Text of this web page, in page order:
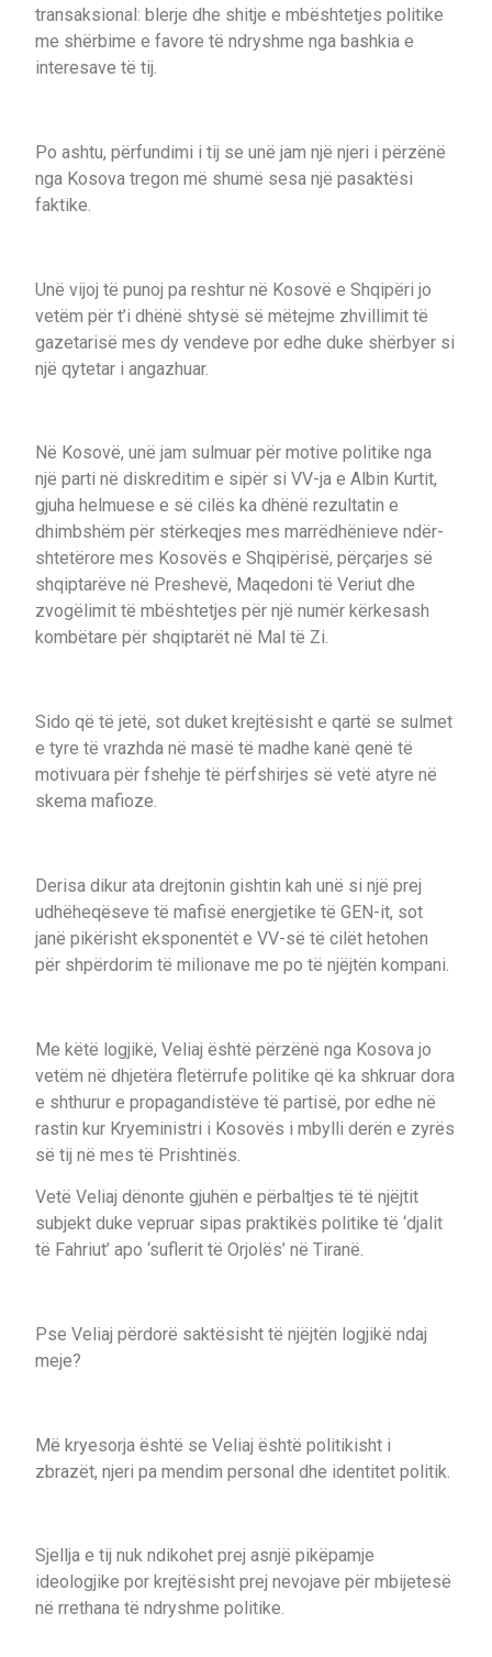
transaksional: blerje dhe shitje e mbështetjes politike
me shërbime e favore të ndryshme nga bashkia e
interesave të tij.
Po ashtu, përfundimi i tij se unë jam një njeri i përzënë
nga Kosova tregon më shumë sesa një pasaktësi
faktike.
Unë vijoj të punoj pa reshtur në Kosovë e Shqipëri jo
vetëm për t’i dhënë shtysë së mëtejme zhvillimit të
gazetarisë mes dy vendeve por edhe duke shërbyer si
një qytetar i angazhuar.
Në Kosovë, unë jam sulmuar për motive politike nga
një parti në diskreditim e sipër si VV-ja e Albin Kurtit,
gjuha helmuese e së cilës ka dhënë rezultatin e
dhimbshëm për stërkeqjes mes marrëdhënieve ndër-
shtetërore mes Kosovës e Shqipërisë, përçarjes së
shqiptarëve në Preshevë, Maqedoni të Veriut dhe
zvogëlimit të mbështetjes për një numër kërkesash
kombëtare për shqiptarët në Mal të Zi.
Sido që të jetë, sot duket krejtësisht e qartë se sulmet
e tyre të vrazhda në masë të madhe kanë qenë të
motivuara për fshehje të përfshirjes së vetë atyre në
skema mafioze.
Derisa dikur ata drejtonin gishtin kah unë si një prej
udhëheqëseve të mafisë energjetike të GEN-it, sot
janë pikërisht eksponentët e VV-së të cilët hetohen
për shpërdorim të milionave me po të njëjtën kompani.
Me këtë logjikë, Veliaj është përzënë nga Kosova jo
vetëm në dhjetëra fletërrufe politike që ka shkruar dora
e shthurur e propagandistëve të partisë, por edhe në
rastin kur Kryeministri i Kosovës i mbylli derën e zyrës
së tij në mes të Prishtinës.
Vetë Veliaj dënonte gjuhën e përbaltjes të të njëjtit
subjekt duke vepruar sipas praktikës politike të ‘djalit
të Fahriut’ apo ‘suflerit të Orjolës’ në Tiranë.
Pse Veliaj përdorë saktësisht të njëjtën logjikë ndaj
meje?
Më kryesorja është se Veliaj është politikisht i
zbrazët, njeri pa mendim personal dhe identitet politik.
Sjellja e tij nuk ndikohet prej asnjë pikëpamje
ideologjike por krejtësisht prej nevojave për mbijetesë
në rrethana të ndryshme politike.